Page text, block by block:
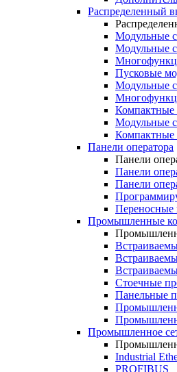
Распределенный
Модульные
Модульные
Пусковые
Модульные
Компактные
Модульные
Компактные
Панели оператора
Панели
Панели
Панели
Переносные
Промышленные
Стоечные
Панельные
Промышленное
Industrial
PROFIBUS